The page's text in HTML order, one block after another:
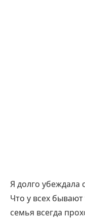
Я долго убеждала
Что у всех
семья всегда